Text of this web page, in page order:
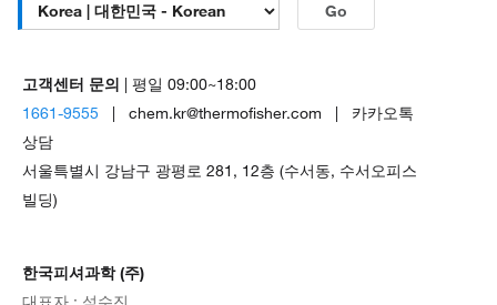
Go
고객센터 문의
| 평일 09:00~18:00
1661-9555 | chem.kr@thermofisher.com | 카카오톡
상담
서울특별시 강남구 광평로 281, 12층 (수서동, 수서오피스
빌딩)
한국피셔과학 (주)